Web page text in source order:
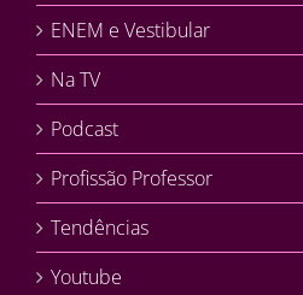
ENEM e Vestibular
Na TV
Podcast
Profissão Professor
Tendências
Youtube